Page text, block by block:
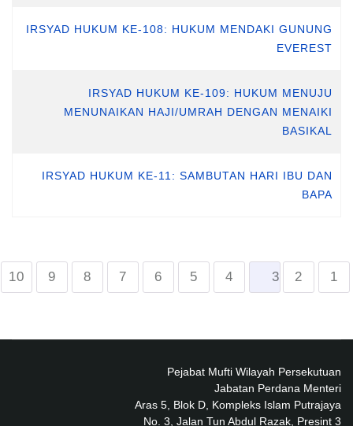
IRSYAD HUKUM KE-108: HUKUM MENDAKI GUNUNG
EVEREST
IRSYAD HUKUM KE-109: HUKUM MENUJU
MENUNAIKAN HAJI/UMRAH DENGAN MENAIKI
BASIKAL
IRSYAD HUKUM KE-11: SAMBUTAN HARI IBU DAN
BAPA
1
2
3
4
5
6
7
8
9
10
Pejabat Mufti Wilayah Persekutuan
Jabatan Perdana Menteri
Aras 5, Blok D, Kompleks Islam Putrajaya
No. 3, Jalan Tun Abdul Razak, Presint 3